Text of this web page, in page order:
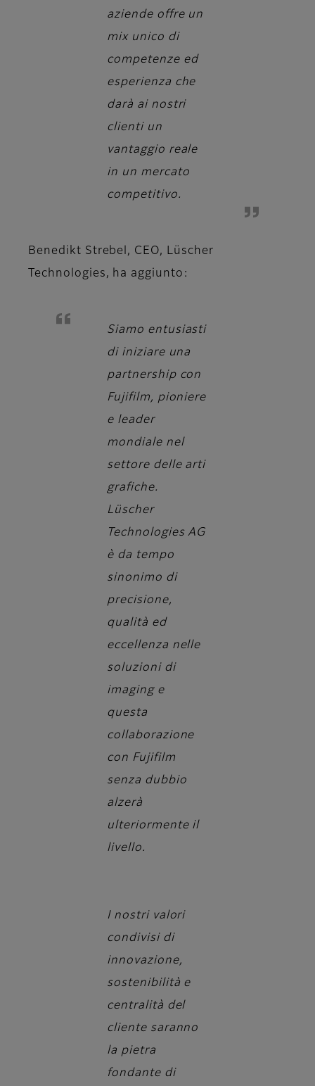
aziende offre un
mix unico di
competenze ed
esperienza che
darà ai nostri
clienti un
vantaggio reale
in un mercato
competitivo.
Benedikt Strebel, CEO, Lüscher
Technologies, ha aggiunto:
Siamo entusiasti
di iniziare una
partnership con
Fujifilm, pioniere
e leader
mondiale nel
settore delle arti
grafiche.
Lüscher
Technologies AG
è da tempo
sinonimo di
precisione,
qualità ed
eccellenza nelle
soluzioni di
imaging e
questa
collaborazione
con Fujifilm
senza dubbio
alzerà
ulteriormente il
livello.
I nostri valori
condivisi di
innovazione,
sostenibilità e
centralità del
cliente saranno
la pietra
fondante di